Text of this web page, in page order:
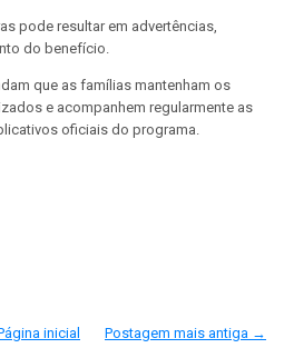
pode resultar em advertências,
do benefício.
que as famílias mantenham os
e acompanhem regularmente as
oficiais do programa.
Postagem mais antiga →
inicial